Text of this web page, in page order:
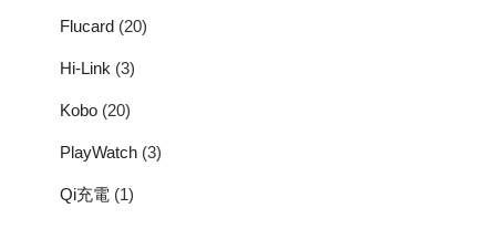
Flucard (20)
Hi-Link (3)
Kobo (20)
PlayWatch (3)
Qi充電 (1)